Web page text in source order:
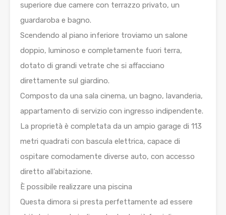
superiore due camere con terrazzo privato, un
guardaroba e bagno.
Scendendo al piano inferiore troviamo un salone
doppio, luminoso e completamente fuori terra,
dotato di grandi vetrate che si affacciano
direttamente sul giardino.
Composto da una sala cinema, un bagno, lavanderia,
appartamento di servizio con ingresso indipendente.
La proprietà è completata da un ampio garage di 113
metri quadrati con bascula elettrica, capace di
ospitare comodamente diverse auto, con accesso
diretto all’abitazione.
È possibile realizzare una piscina
Questa dimora si presta perfettamente ad essere